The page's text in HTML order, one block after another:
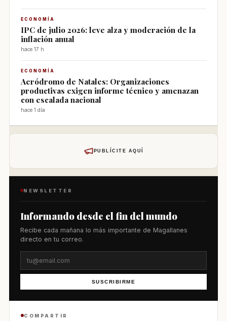
ECONOMÍA
IPC de julio 2026: leve alza y moderación de la
inflación anual
hace 17 h
ECONOMÍA
Aeródromo de Natales: Organizaciones
productivas exigen informe técnico y amenazan
con escalada nacional
hace 1 día
PUBLÍCITE AQUÍ
NEWSLETTER
Informando desde el fin del mundo
Recibe cada mañana lo más importante de Magallanes
directo en tu correo.
SUSCRIBIRME
COMPARTIR